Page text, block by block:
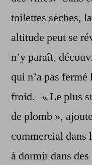
toilettes sèches,
altitude peut se
n’y paraît,
qui n’a pas
froid. « Le plus
de plomb »,
commercial dans
à dormir dans